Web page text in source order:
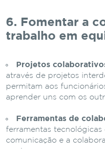
6. Fomentar a
trabalho em
Projetos
através de projetos
permitam aos
aprender uns com os
Ferramentas de
ferramentas tecnológicas
comunicação e a